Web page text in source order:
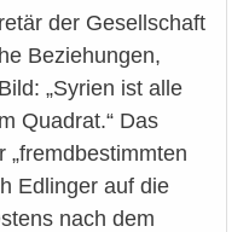
der Gesellschaft
Beziehungen,
„Syrien ist alle
Quadrat.“ Das
„fremdbestimmten
Edlinger auf die
nach dem